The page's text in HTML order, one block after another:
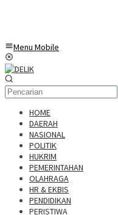
Menu Mobile
HOME
DAERAH
NASIONAL
POLITIK
HUKRIM
PEMERINTAHAN
OLAHRAGA
HR & EKBIS
PENDIDIKAN
PERISTIWA